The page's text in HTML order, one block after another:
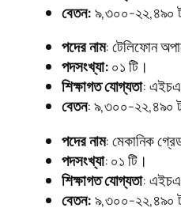
বেতন:৯,৩০০-২২,৪৯০
পদের নাম: টেলিফোন
পদসংখ্যা:০১ টি।
শিক্ষাগত যোগ্যতা:
বেতন: ৯,৩০০-২২,৪৯০
পদের নাম: মেকানিক
পদসংখ্যা: ০১ টি।
শিক্ষাগত যোগ্যতা:
বেতন:৯,৩০০-২২,৪৯০